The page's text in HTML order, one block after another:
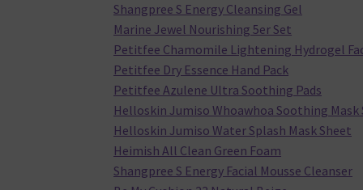
Shangpree S Energy Cleansing Gel
Marine Jewel Nourishing 5er Set
Petitfee Chamomile Lightening Hydrogel
Petitfee Dry Essence Hand Pack
Petitfee Azulene Ultra Soothing Pads
Helloskin Jumiso Whoawhoa Soothing Mask
Helloskin Jumiso Water Splash Mask Sheet
Heimish All Clean Green Foam
Shangpree S Energy Facial Mousse Cleanser